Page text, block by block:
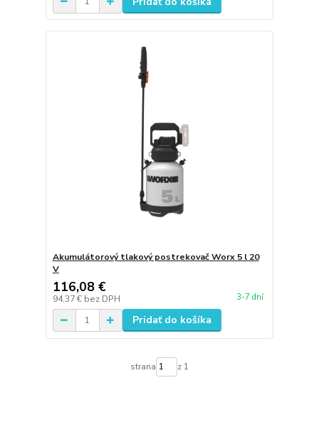
Akumulátorový tlakový postrekovač Worx 5 l 20
V
116,08 €
94,37 € bez DPH 3-7 dní
Pridať do košíka
strana z 1